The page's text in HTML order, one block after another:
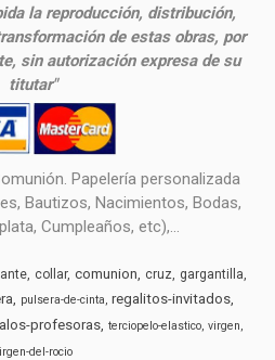
la reproducción, distribución,
de estas obras, por
sin autorización expresa de su
titutar"
Papelería personalizada
Bautizos, Nacimientos, Bodas,
Cumpleaños, etc),...
collar comunion cruz gargantilla
pulsera-de-cinta regalitos-invitados
profesoras terciopelo-elastico virgen
del-rocio